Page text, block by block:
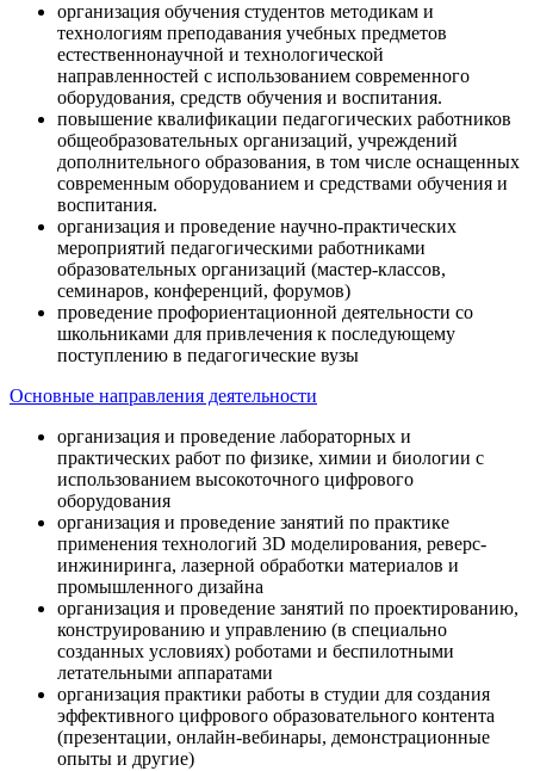
организация обучения студентов методикам и
технологиям преподавания учебных предметов
естественнонаучной и технологической
направленностей с использованием современного
оборудования, средств обучения и воспитания.
повышение квалификации педагогических работников
общеобразовательных организаций, учреждений
дополнительного образования, в том числе оснащенных
современным оборудованием и средствами обучения и
воспитания.
организация и проведение научно-практических
мероприятий педагогическими работниками
образовательных организаций (мастер-классов,
семинаров, конференций, форумов)
проведение профориентационной деятельности со
школьниками для привлечения к последующему
поступлению в педагогические вузы
Основные направления деятельности
организация и проведение лабораторных и
практических работ по физике, химии и биологии с
использованием высокоточного цифрового
оборудования
организация и проведение занятий по практике
применения технологий 3D моделирования, реверс-
инжиниринга, лазерной обработки материалов и
промышленного дизайна
организация и проведение занятий по проектированию,
конструированию и управлению (в специально
созданных условиях) роботами и беспилотными
летательными аппаратами
организация практики работы в студии для создания
эффективного цифрового образовательного контента
(презентации, онлайн-вебинары, демонстрационные
опыты и другие)